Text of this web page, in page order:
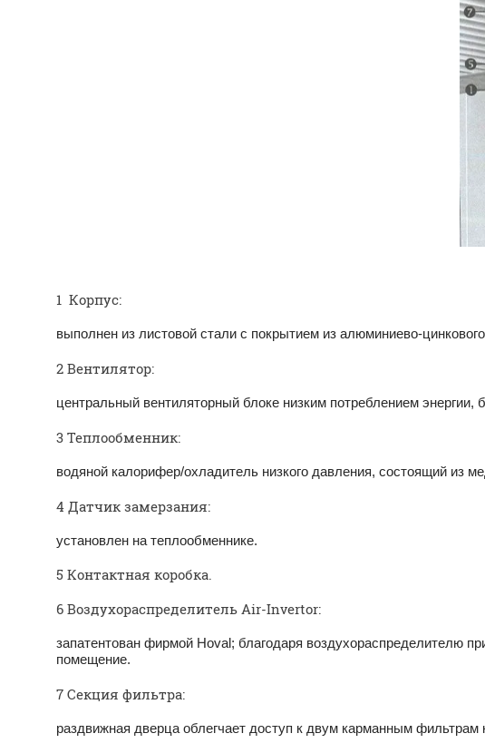
1 Корпус:
выполнен из листовой стали с покры­тием из алюминиево-
2 Вентилятор:
центральный вентиляторный блоке низким потреблением
3 Теплообменник:
водяной калорифер/охладитель низкого давления, состоящий из
4 Датчик замерзания:
установлен на теплообменнике.
5 Контактная коробка.
6 Воздухораспределитель Air-Invertor:
запатентован фирмой Hoval; благода­ря воздухораспределителю
помеще­ние.
7 Секция фильтра:
раздвижная дверца облегчает доступ к двум карманным